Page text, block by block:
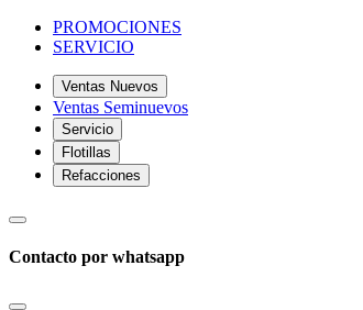
PROMOCIONES
SERVICIO
Ventas Nuevos
Ventas Seminuevos
Servicio
Flotillas
Refacciones
Contacto por whatsapp